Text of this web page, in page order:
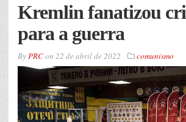
Kremlin fanatizou
para a guerra
ByPRCon 22 de abril de 2022 comunismo